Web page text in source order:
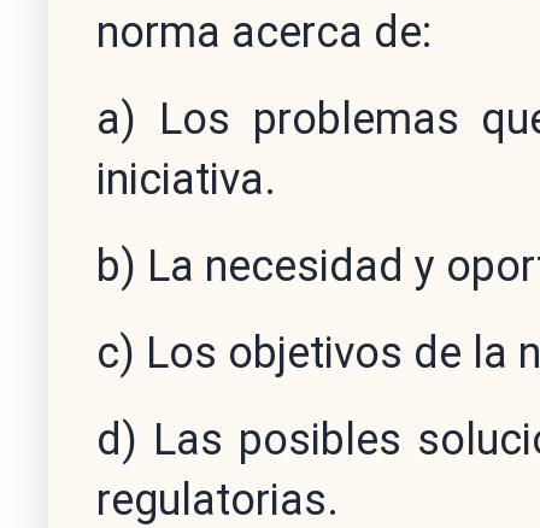
norma acerca de:
a) Los problemas
iniciativa.
b) La necesidad y
c) Los objetivos de la
d) Las posibles
regulatorias.